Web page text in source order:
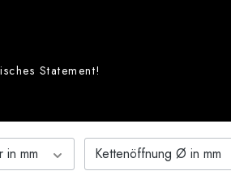
Statement!
in mm Kettenöffnung Ø in mm